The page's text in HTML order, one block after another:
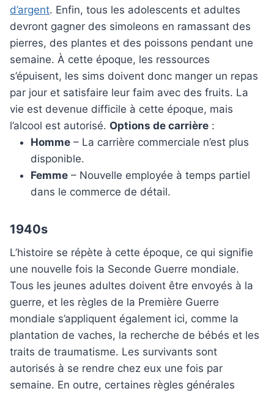
d’argent. Enfin, tous les adolescents et adultes
devront gagner des simoleons en ramassant des
pierres, des plantes et des poissons pendant une
semaine. À cette époque, les ressources
s’épuisent, les sims doivent donc manger un repas
par jour et satisfaire leur faim avec des fruits. La
vie est devenue difficile à cette époque, mais
l’alcool est autorisé. Options de carrière :
Homme – La carrière commerciale n’est plus
disponible.
Femme – Nouvelle employée à temps partiel
dans le commerce de détail.
1940s
L’histoire se répète à cette époque, ce qui signifie
une nouvelle fois la Seconde Guerre mondiale.
Tous les jeunes adultes doivent être envoyés à la
guerre, et les règles de la Première Guerre
mondiale s’appliquent également ici, comme la
plantation de vaches, la recherche de bébés et les
traits de traumatisme. Les survivants sont
autorisés à se rendre chez eux une fois par
semaine. En outre, certaines règles générales